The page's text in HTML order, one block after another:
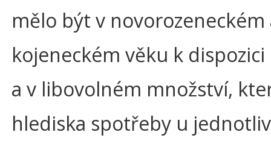
mělo být v
kojeneckém věku k
a v libovolném množství,
hlediska spotřeby u